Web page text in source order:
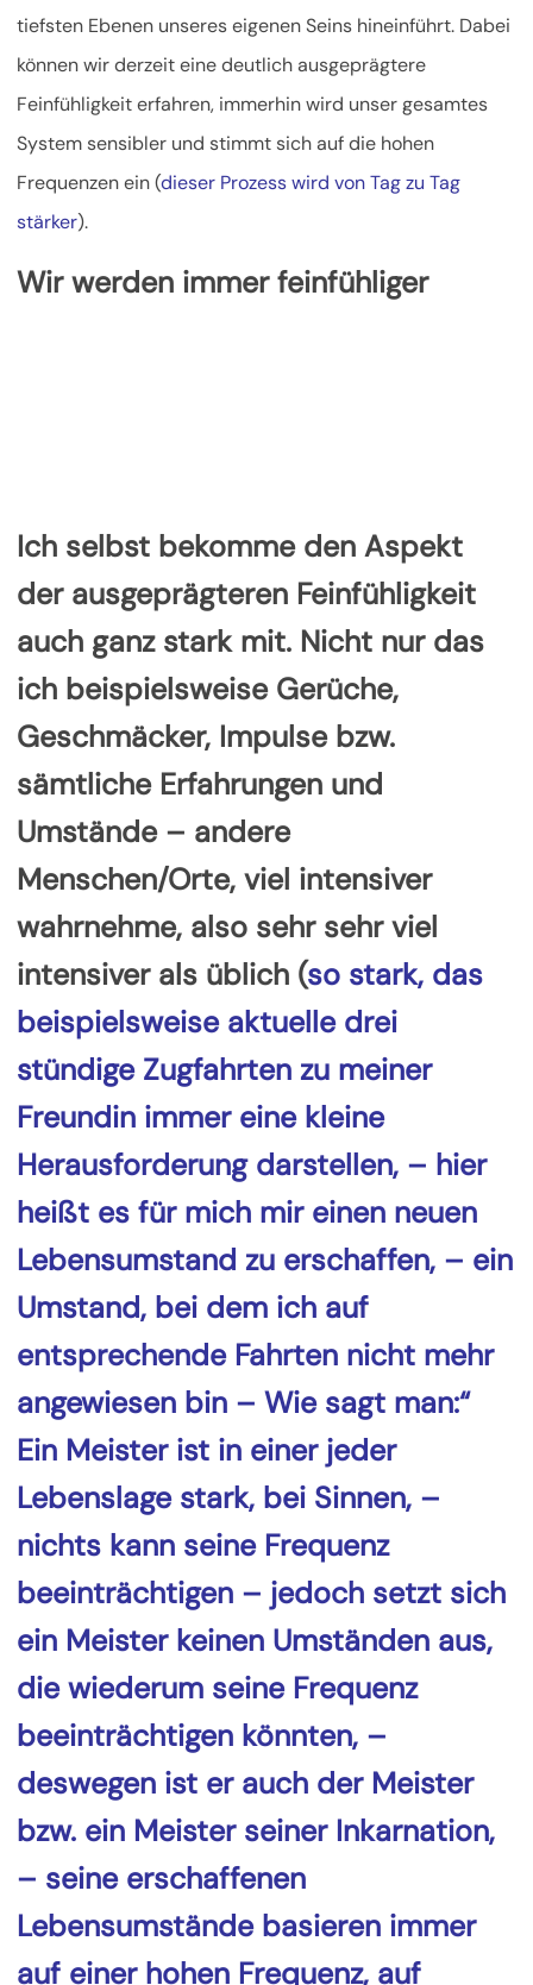
tiefsten Ebenen unseres eigenenSeins hineinführt. Dabei
können wir derzeit eine deutlich ausgeprägtere
Feinfühligkeit erfahren, immerhin wird unser gesamtes
System sensibler und stimmt sich auf die hohen
Frequenzen ein (dieser Prozess wird von Tag zu Tag
stärker).
Wir werden immer feinfühliger
Ich selbst bekomme den Aspekt
der ausgeprägteren Feinfühligkeit
auch ganz stark mit. Nicht nur das
ich beispielsweise Gerüche,
Geschmäcker, Impulse bzw.
sämtliche Erfahrungen und
Umstände – andere
Menschen/Orte, viel intensiver
wahrnehme, also sehr sehr viel
intensiver als üblich (so stark, das
beispielsweise aktuelle drei
stündige Zugfahrten zu meiner
Freundin immer eine kleine
Herausforderung darstellen, – hier
heißt es für mich mir einen neuen
Lebensumstand zu erschaffen, – ein
Umstand, bei dem ich auf
entsprechende Fahrten nicht mehr
angewiesen bin – Wie sagt man:“
Ein Meister ist in einer jeder
Lebenslage stark, bei Sinnen, –
nichts kann seine Frequenz
beeinträchtigen – jedoch setzt sich
ein Meister keinen Umständen aus,
die wiederum seine Frequenz
beeinträchtigen könnten, –
deswegen ist er auch der Meister
bzw. ein Meister seiner Inkarnation,
– seine erschaffenen
Lebensumstände basieren immer
auf einer hohen Frequenz, auf